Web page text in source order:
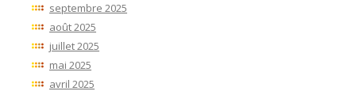
septembre 2025
août 2025
juillet 2025
mai 2025
avril 2025